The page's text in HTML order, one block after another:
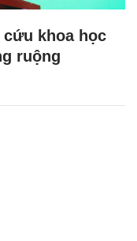
khoa học
ruộng